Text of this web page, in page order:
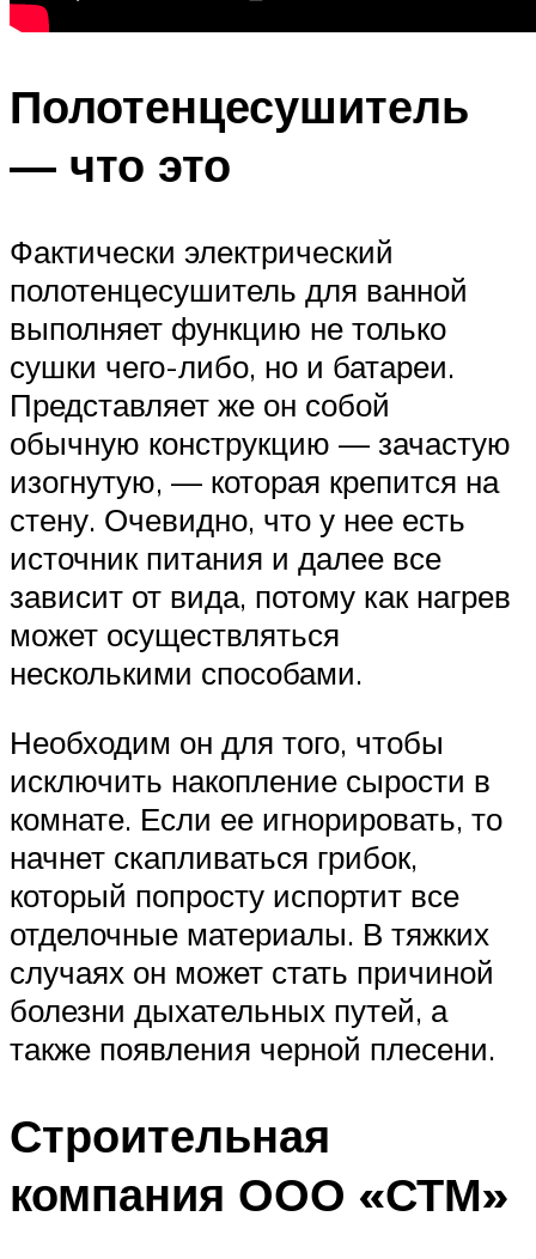
Полотенцесушитель
— что это
Фактически электрический
полотенцесушитель для ванной
выполняет функцию не только
сушки чего-либо, но и батареи.
Представляет же он собой
обычную конструкцию — зачастую
изогнутую, — которая крепится на
стену. Очевидно, что у нее есть
источник питания и далее все
зависит от вида, потому как нагрев
может осуществляться
несколькими способами.
Необходим он для того, чтобы
исключить накопление сырости в
комнате. Если ее игнорировать, то
начнет скапливаться грибок,
который попросту испортит все
отделочные материалы. В тяжких
случаях он может стать причиной
болезни дыхательных путей, а
также появления черной плесени.
Строительная
компания ООО «СТМ»